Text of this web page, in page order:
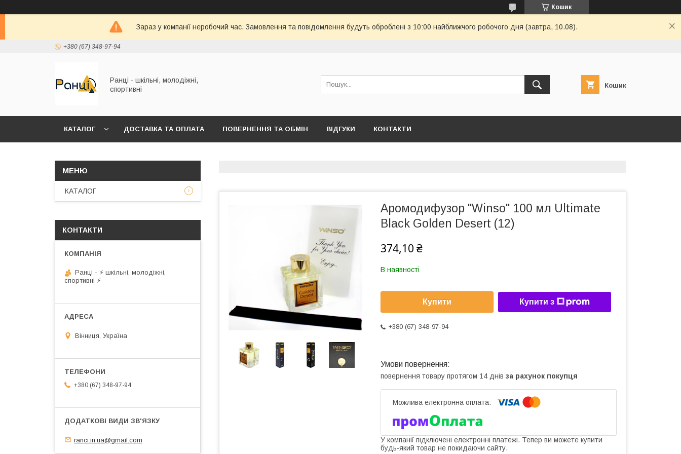
Кошик
Зараз у компанії неробочий час. Замовлення та повідомлення будуть оброблені з 10:00 найближчого робочого дня (завтра, 10.08).
+380 (67) 348-97-94
Ранці - шкільні, молодіжні,
спортивні
Кошик
КАТАЛОГ ДОСТАВКА ТА ОПЛАТА ПОВЕРНЕННЯ ТА ОБМІН ВІДГУКИ КОНТАКТИ
Аромодифузор "Winso" 100 мл Ultimate
Black Golden Desert (12)
374,10 ₴
В наявності
Купити Купити з
+380 (67) 348-97-94
повернення товару протягом 14 днів за рахунок покупця
У компанії підключені електронні платежі. Тепер ви можете купити
будь-який товар не покидаючи сайту.
КАТАЛОГ
КОНТАКТИ
Ранці - ⚡ шкільні, молодіжні,
спортивні ⚡
Вінниця, Україна
+380 (67) 348-97-94
ranci.in.ua@gmail.com